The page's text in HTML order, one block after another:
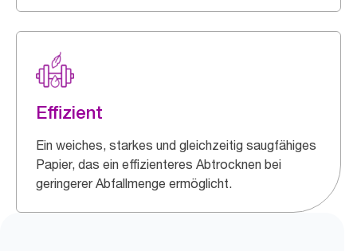
Effizient
Ein weiches, starkes und gleichzeitig saugfähiges
Papier, das ein effizienteres Abtrocknen bei
geringerer Abfallmenge ermöglicht.